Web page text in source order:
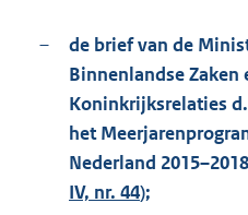
–
de brief van de
Binnenlandse Zaken
Koninkrijksrelaties
het
Nederland
IV, nr. 44);